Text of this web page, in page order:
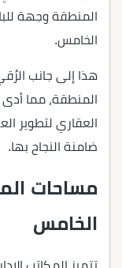
المنطقة وجهة
الخامس.
هذا إلى جانب
المنطقة، مما أدى
العقاري لتطوير
ضامنة النجاح بها.
مساحات
الخامس
تتميز المكاتب